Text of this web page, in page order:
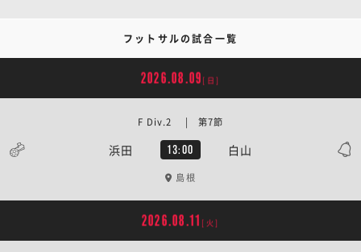
フットサルの試合一覧
2026.08.09 [日]
浜田 13:00 白山
F Div.2 | 第7節
島根
2026.08.11 [火]